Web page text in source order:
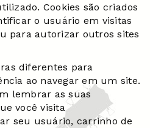
Cookies são criados
o usuário em visitas
para autorizar outros sites
diferentes para
ao navegar em um site.
lembrar as suas
você visita
seu usuário, carrinho de